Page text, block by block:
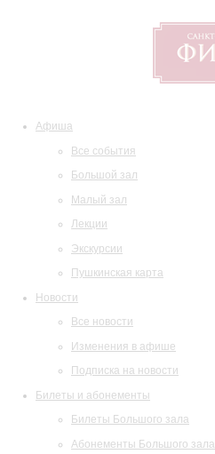
Афиша
Все события
Большой зал
Малый зал
Лекции
Экскурсии
Пушкинская карта
Новости
Все новости
Изменения в афише
Подписка на новости
Билеты и абонементы
Билеты Большого зала
Абонементы Большого зала